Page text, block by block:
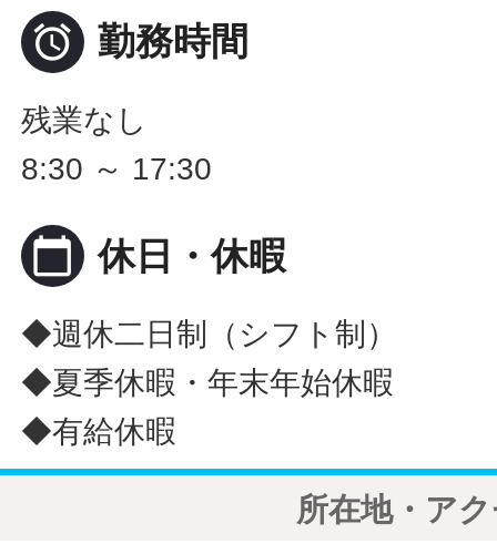
 勤務時間
残業なし
8:30 ～ 17:30
calendar_today 休日・休暇
◆週休二日制（シフト制）
◆夏季休暇・年末年始休暇
◆有給休暇
所在地・ア